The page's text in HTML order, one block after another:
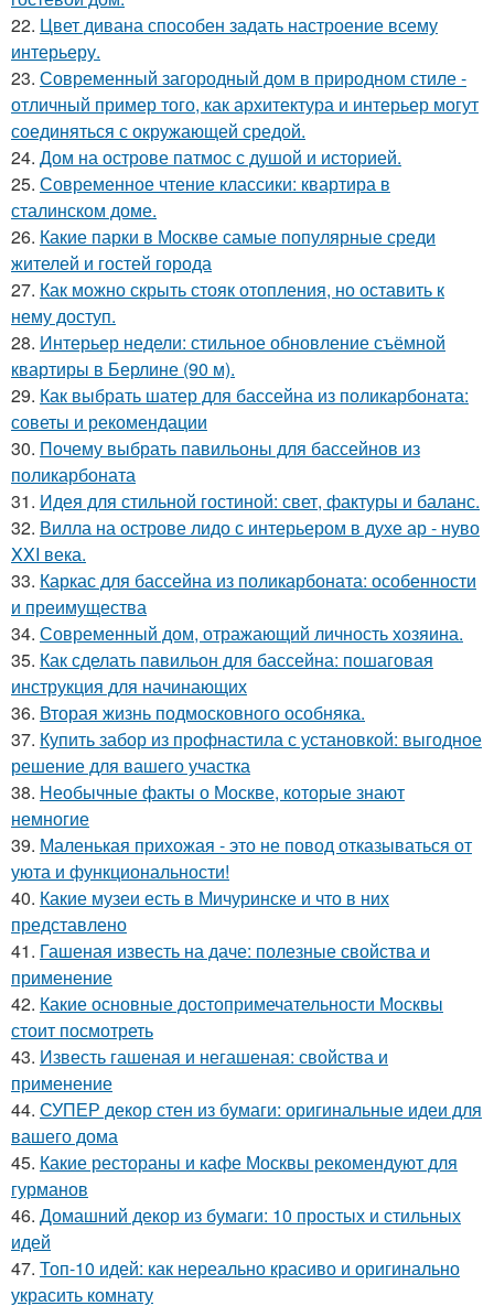
22. Цвет дивана способен задать настроение всему
интерьеру.
23. Современный загородный дом в природном стиле -
отличный пример того, как архитектура и интерьер могут
соединяться с окружающей средой.
24. Дом на острове патмос с душой и историей.
25. Современное чтение классики: квартира в
сталинском доме.
26. Какие парки в Москве самые популярные среди
жителей и гостей города
27. Как можно скрыть стояк отопления, но оставить к
нему доступ.
28. Интерьер недели: стильное обновление съёмной
квартиры в Берлине (90 м).
29. Как выбрать шатер для бассейна из поликарбоната:
советы и рекомендации
30. Почему выбрать павильоны для бассейнов из
поликарбоната
31. Идея для стильной гостиной: свет, фактуры и баланс.
32. Вилла на острове лидо с интерьером в духе ар - нуво
XXI века.
33. Каркас для бассейна из поликарбоната: особенности
и преимущества
34. Современный дом, отражающий личность хозяина.
35. Как сделать павильон для бассейна: пошаговая
инструкция для начинающих
36. Вторая жизнь подмосковного особняка.
37. Купить забор из профнастила с установкой: выгодное
решение для вашего участка
38. Необычные факты о Москве, которые знают
немногие
39. Маленькая прихожая - это не повод отказываться от
уюта и функциональности!
40. Какие музеи есть в Мичуринске и что в них
представлено
41. Гашеная известь на даче: полезные свойства и
применение
42. Какие основные достопримечательности Москвы
стоит посмотреть
43. Известь гашеная и негашеная: свойства и
применение
44. СУПЕР декор стен из бумаги: оригинальные идеи для
вашего дома
45. Какие рестораны и кафе Москвы рекомендуют для
гурманов
46. Домашний декор из бумаги: 10 простых и стильных
идей
47. Топ-10 идей: как нереально красиво и оригинально
украсить комнату